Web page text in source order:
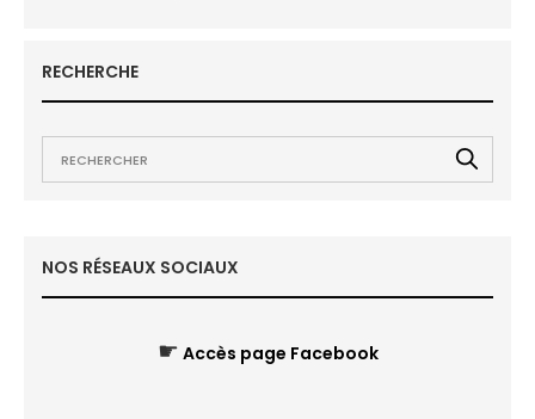
RECHERCHE
NOS RÉSEAUX SOCIAUX
☛ Accès page Facebook